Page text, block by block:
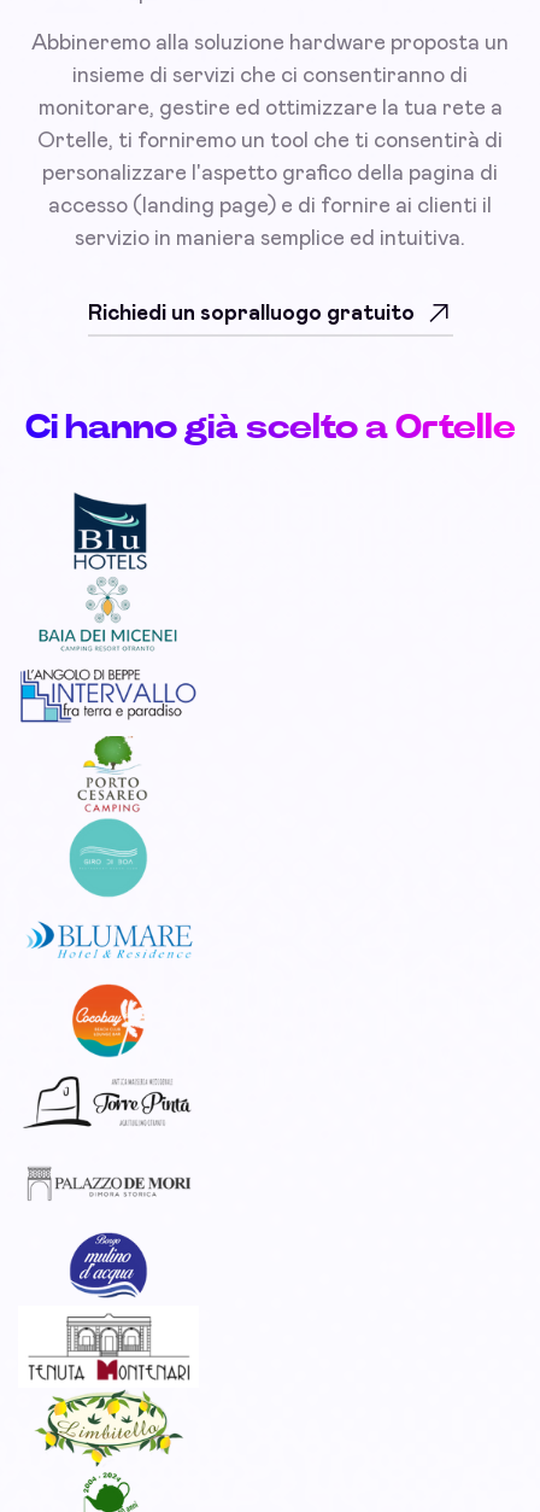
Abbineremo alla soluzione hardware proposta un
insieme di servizi che ci consentiranno di
monitorare, gestire ed ottimizzare la tua rete a
Ortelle, ti forniremo un tool che ti consentirà di
personalizzare l'aspetto grafico della pagina di
accesso (landing page) e di fornire ai clienti il
servizio in maniera semplice ed intuitiva.
Richiedi un sopralluogo gratuito
Ci hanno già scelto a Ortelle